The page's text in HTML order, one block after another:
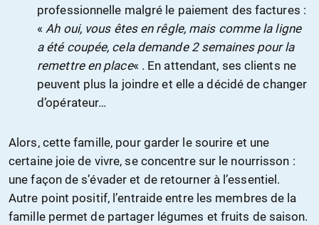
professionnelle malgré le paiement des factures :
«Ah oui, vous êtes en rêgle, mais comme la ligne
a été coupée, cela demande 2 semaines pour la
remettre en place« . En attendant, ses clients ne
peuvent plus la joindre et elle a décidé de changer
d’opérateur…
Alors, cette famille, pour garder le sourire et une
certaine joie de vivre, se concentre sur le nourrisson :
une façon de s’évader et de retourner à l’essentiel.
Autre point positif, l’entraide entre les membres de la
famille permet de partager légumes et fruits de saison.